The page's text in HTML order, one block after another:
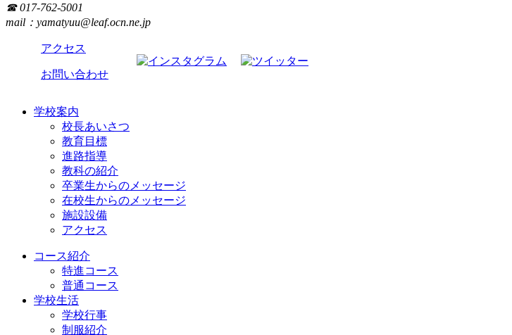
☎ 017-762-5001
mail：yamatyuu@leaf.ocn.ne.jp
アクセス
お問い合わせ
学校案内
校長あいさつ
教育目標
進路指導
教科の紹介
卒業生からのメッセージ
在校生からのメッセージ
施設設備
アクセス
コース紹介
特進コース
普通コース
学校生活
学校行事
制服紹介